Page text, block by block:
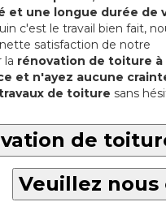
et une longue durée de
c'est le travail bien fait,
satisfaction de notre
la rénovation de toiture à
et n'ayez aucune
de toiture sans
de
Veuillez nous